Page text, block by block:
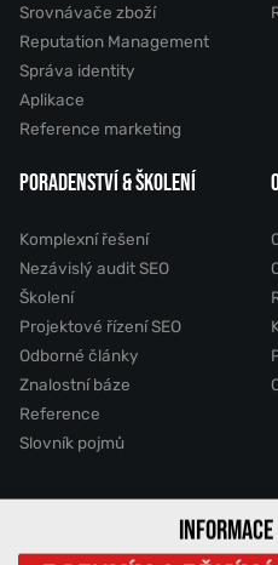
Srovnávače zboží
Reputation Management
Správa identity
Aplikace
Reference marketing
PORADENSTVÍ & ŠKOLENÍ
Komplexní řešení
Nezávislý audit SEO
Školení
Projektové řízení SEO
Odborné články
Znalostní báze
Reference
Slovník pojmů
2011 - 2026 © Comerto, s.r.o.